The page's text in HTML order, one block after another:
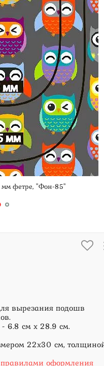
фетре, "Фон-85"
вырезания подошв
6.8 см х 28.9 см.
22х30 см,
правилами оформления